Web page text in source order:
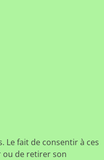
Le fait de consentir à ces
ou de retirer son